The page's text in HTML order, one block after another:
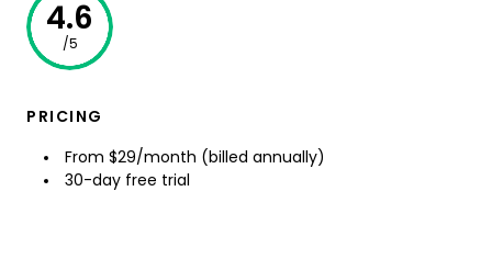
4.6
/5
PRICING
From $29/month (billed annually)
30-day free trial